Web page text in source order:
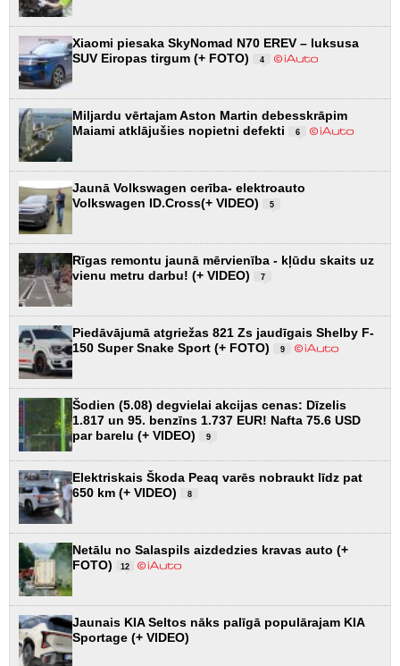
Xiaomi piesaka SkyNomad N70 EREV – luksusa
SUV Eiropas tirgum (+ FOTO)
4
Miljardu vērtajam Aston Martin debesskrāpim
Maiami atklājušies nopietni defekti
6
Jaunā Volkswagen cerība- elektroauto
Volkswagen ID.Cross(+ VIDEO)
5
Rīgas remontu jaunā mērvienība - kļūdu skaits uz
vienu metru darbu! (+ VIDEO)
7
Piedāvājumā atgriežas 821 Zs jaudīgais Shelby F-
150 Super Snake Sport (+ FOTO)
9
Šodien (5.08) degvielai akcijas cenas: Dīzelis
1.817 un 95. benzīns 1.737 EUR! Nafta 75.6 USD
par barelu (+ VIDEO)
9
Elektriskais Škoda Peaq varēs nobraukt līdz pat
650 km (+ VIDEO)
8
Netālu no Salaspils aizdedzies kravas auto (+
FOTO)
12
Jaunais KIA Seltos nāks palīgā populārajam KIA
Sportage (+ VIDEO)